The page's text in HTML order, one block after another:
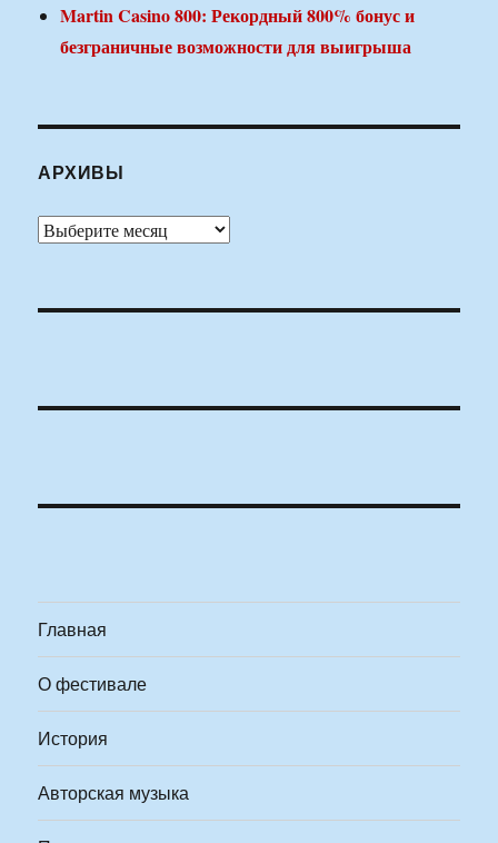
Martin Casino 800: Рекордный 800% бонус и
безграничные возможности для выигрыша
АРХИВЫ
Архивы
Главная
О фестивале
История
Авторская музыка